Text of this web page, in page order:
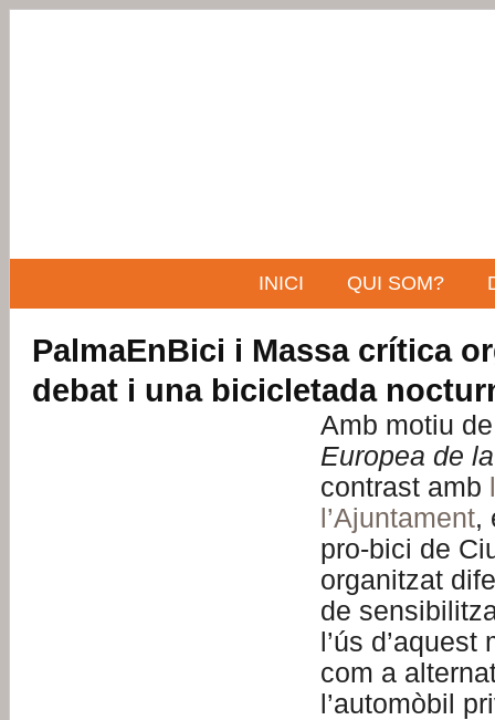
INICI QUI SOM?
PalmaEnBici i Massa crítica
debat i una bicicletada
Amb motiu
Europea de
contrast amb
l’Ajuntament,
pro-bici de
organitzat
de
l’ús
com a
l’automòbil